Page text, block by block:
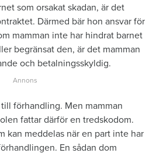
som orsakat skadan, är det
Därmed bär hon ansvar för
mamman inte har hindrat barnet
begränsat den, är det mamman
och betalningsskyldig.
förhandling. Men mamman
fattar därför en tredskodom.
kan meddelas när en part inte har
En sådan dom